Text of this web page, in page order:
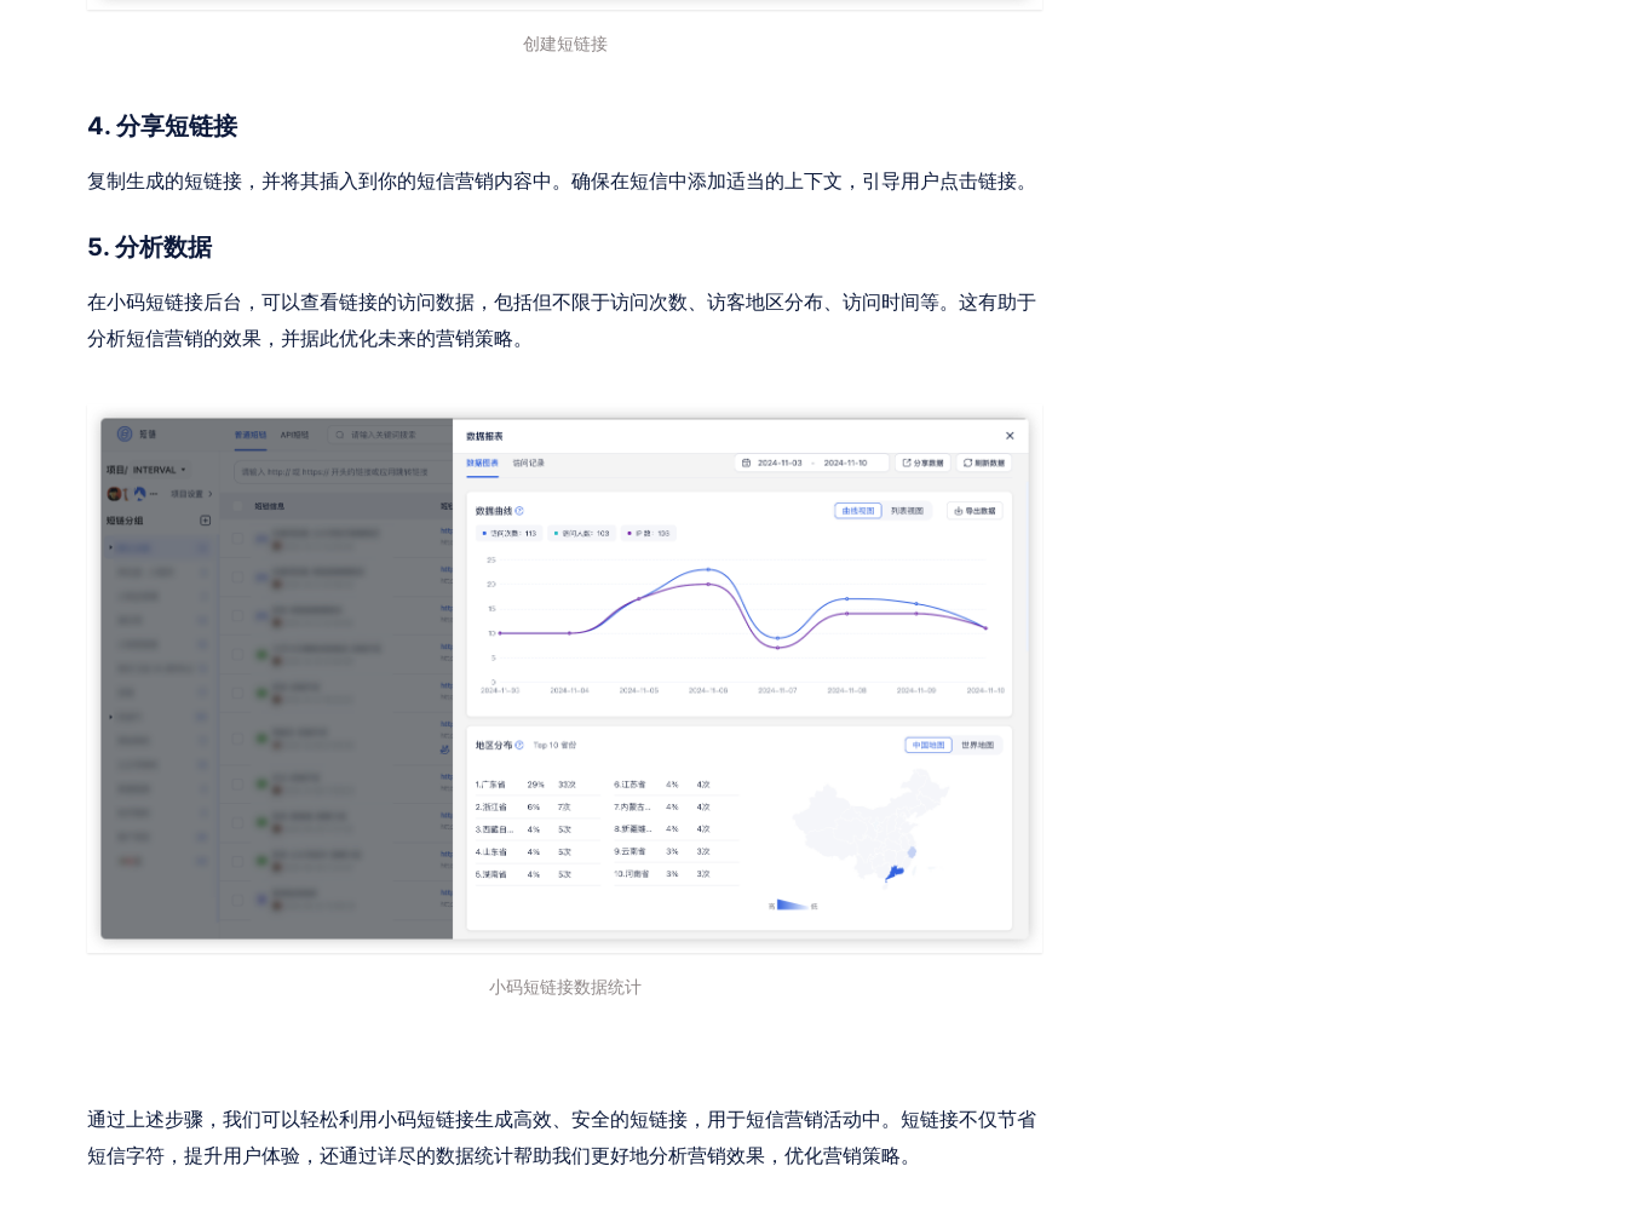
创建短链接
4. 分享短链接
复制生成的短链接，并将其插入到你的短信营销内容中。确保在短信中添加适当的上下文，引导用户点击链接。
5. 分析数据
在小码短链接后台，可以查看链接的访问数据，包括但不限于访问次数、访客地区分布、访问时间等。这有助于
分析短信营销的效果，并据此优化未来的营销策略。
小码短链接数据统计
通过上述步骤，我们可以轻松利用小码短链接生成高效、安全的短链接，用于短信营销活动中。短链接不仅节省
短信字符，提升用户体验，还通过详尽的数据统计帮助我们更好地分析营销效果，优化营销策略。